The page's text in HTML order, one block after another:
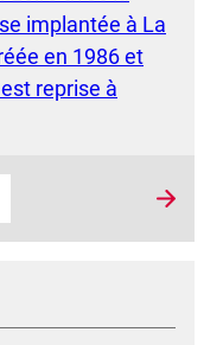
implantée à La
en 1986 et
reprise à